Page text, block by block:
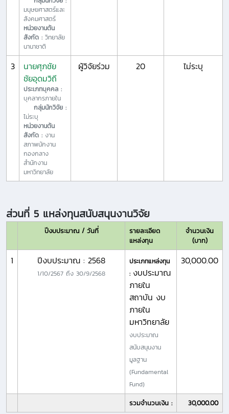
มนุษยศาสตร์และ
สังคมศาสตร์
หน่วยงานต้น
สังกัด : วิทยาลัย
นานาชาติ
3
นายศุภชัย
ชัยอุดมวิถี
ประเภทบุคคล :
บุคลากรภายใน
กลุ่มนักวิจัย :
ไม่ระบุ
หน่วยงานต้น
สังกัด : งาน
สภาพนักงาน
กองกลาง
สำนักงาน
มหาวิทยาลัย
ผู้วิจัยร่วม 20 ไม่ระบุ
ส่วนที่ 5 แหล่งทุนสนับสนุนงานวิจัย
ปีงบประมาณ / วันที่
รายละเอียด
แหล่งทุน
จำนวนเงิน
(บาท)
1 ปีงบประมาณ : 2568
1/10/2567 ถึง 30/9/2568
ประเภทแหล่งทุน
: งบประมาณ
ภายใน
สถาบัน งบ
ภายใน
มหาวิทยาลัย
งบประมาณ
สนับสนุนงาน
มูลฐาน
(Fundamental
Fund)
30,000.00
รวมจำนวนเงิน : 30,000.00